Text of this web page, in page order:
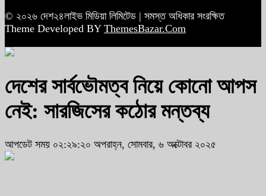
© ২০২৬ দেশ২৪লাইভ মিডিয়া লিমিটেড | সমস্ত অধিকার সংরক্ষিত
Theme Developed BY ThemesBazar.Com
দেশের সার্বভৌমত্ব নিয়ে কোনো আপস
নেই: সারজিসের কঠোর মন্তব্য
আপডেট সময় ০২:২৯:২০ অপরাহ্ন, সোমবার, ৬ অক্টোবর ২০২৫